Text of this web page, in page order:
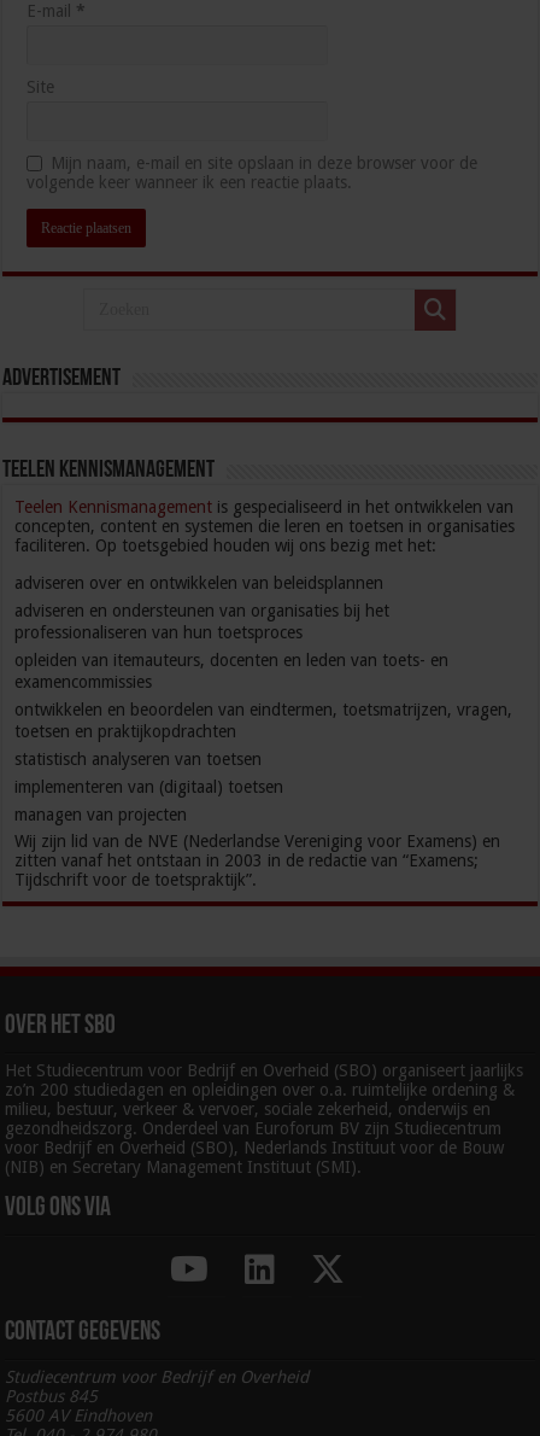
E-mail *
Site
Mijn naam, e-mail en site opslaan in deze browser voor de
volgende keer wanneer ik een reactie plaats.
Advertisement
Teelen kennismanagement
Teelen Kennismanagement is gespecialiseerd in het ontwikkelen van
concepten, content en systemen die leren en toetsen in organisaties
faciliteren. Op toetsgebied houden wij ons bezig met het:
adviseren over en ontwikkelen van beleidsplannen
adviseren en ondersteunen van organisaties bij het
professionaliseren van hun toetsproces
opleiden van itemauteurs, docenten en leden van toets- en
examencommissies
ontwikkelen en beoordelen van eindtermen, toetsmatrijzen, vragen,
toetsen en praktijkopdrachten
statistisch analyseren van toetsen
implementeren van (digitaal) toetsen
managen van projecten
Wij zijn lid van de NVE (Nederlandse Vereniging voor Examens) en
zitten vanaf het ontstaan in 2003 in de redactie van “Examens;
Tijdschrift voor de toetspraktijk”.
Over het SBO
Het Studiecentrum voor Bedrijf en Overheid (SBO) organiseert jaarlijks
zo’n 200 studiedagen en opleidingen over o.a. ruimtelijke ordening &
milieu, bestuur, verkeer & vervoer, sociale zekerheid, onderwijs en
gezondheidszorg. Onderdeel van Euroforum BV zijn Studiecentrum
voor Bedrijf en Overheid (SBO), Nederlands Instituut voor de Bouw
(NIB) en Secretary Management Instituut (SMI).
Volg ons via
Contact gegevens
Studiecentrum voor Bedrijf en Overheid
Postbus 845
5600 AV Eindhoven